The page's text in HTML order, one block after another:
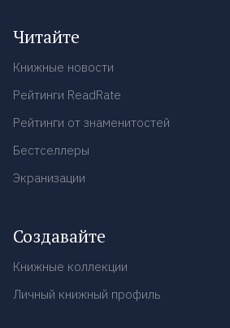
Читайте
Книжные новости
Рейтинги ReadRate
Рейтинги от знаменитостей
Бестселлеры
Экранизации
Создавайте
Книжные коллекции
Личный книжный профиль